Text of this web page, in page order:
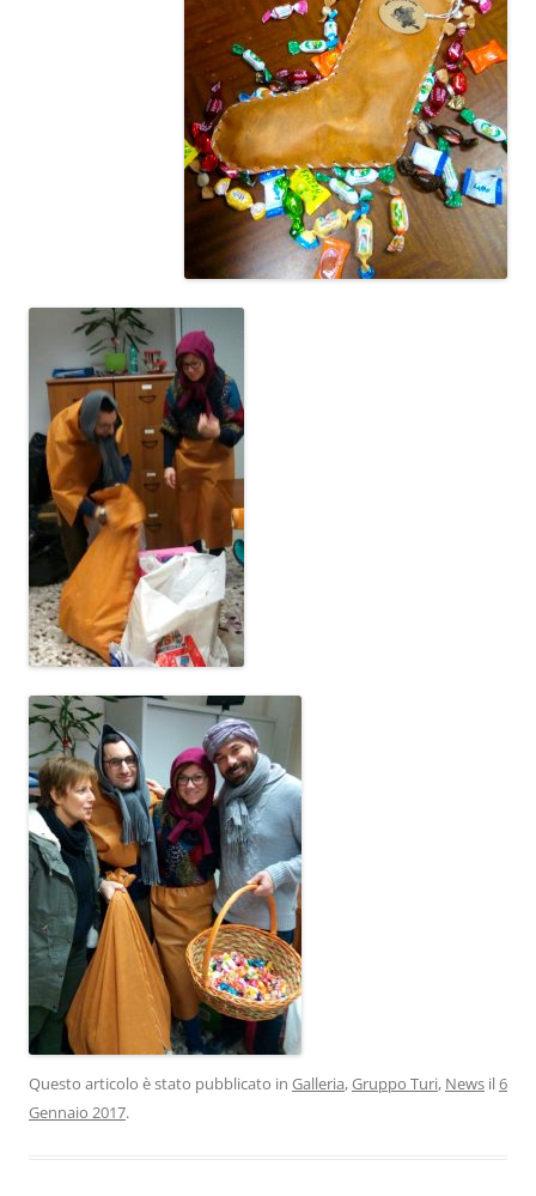
Questo articolo è stato pubblicato in Galleria,Gruppo Turi, News il6
Gennaio 2017.